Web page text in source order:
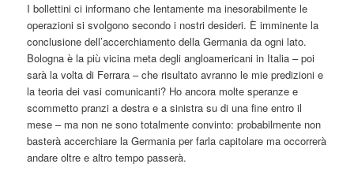
I bollettini ci informano che lentamente ma inesorabilmente le
operazioni si svolgono secondo i nostri desideri. È imminente la
conclusione dell’accerchiamento della Germania da ogni lato.
Bologna è la più vicina meta degli angloamericani in Italia – poi
sarà la volta di Ferrara – che risultato avranno le mie predizioni e
la teoria dei vasi comunicanti? Ho ancora molte speranze e
scommetto pranzi a destra e a sinistra su di una fine entro il
mese – ma non ne sono totalmente convinto: probabilmente non
basterà accerchiare la Germania per farla capitolare ma occorrerà
andare oltre e altro tempo passerà.